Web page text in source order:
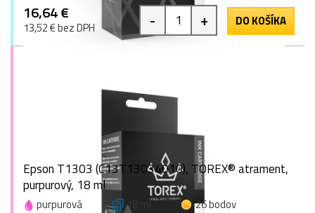
16,64 €
13,52 € bez DPH - + DO KOŠÍKA
Epson T1303 (C13T13034010), TOREX® atrament,
purpurový, 18 ml
purpurová 18 ml
26 bodov